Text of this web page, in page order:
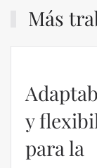
Más
y
para la